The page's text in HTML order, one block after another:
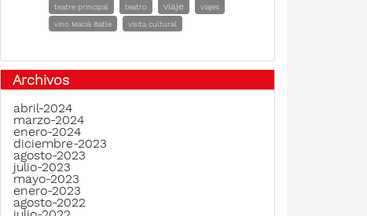
teatre principal
teatro viaje
viajes
vino Macià Batle
visita cultural
Archivos
abril-2024
marzo-2024
enero-2024
diciembre-2023
agosto-2023
julio-2023
mayo-2023
enero-2023
agosto-2022